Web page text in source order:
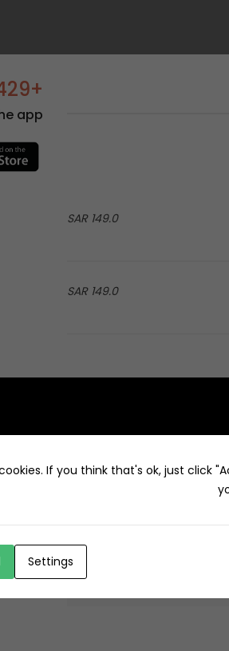
149.0 SAR
149.0 SAR
+12429 Restaurants
app.
If you think that's ok, just click
Settings